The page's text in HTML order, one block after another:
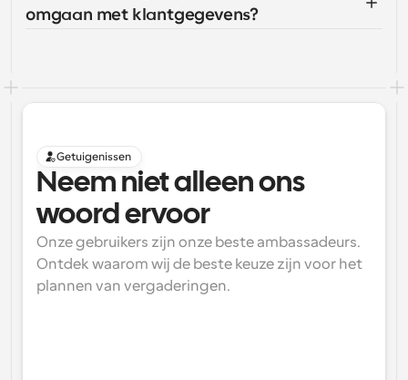
omgaan met klantgegevens?
Getuigenissen
Neem niet alleen ons
woord ervoor
Onze gebruikers zijn onze beste ambassadeurs.
Ontdek waarom wij de beste keuze zijn voor het
plannen van vergaderingen.